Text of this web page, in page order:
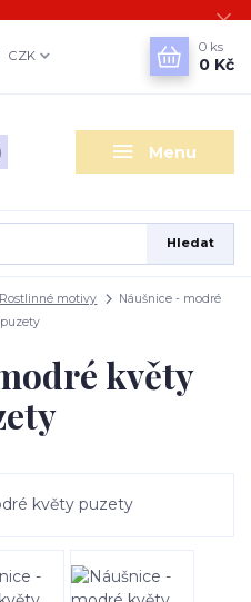
Menu
CZK
Hledat
0 ks
0 Kč
Rostlinné motivy
Náušnice - modré
květy